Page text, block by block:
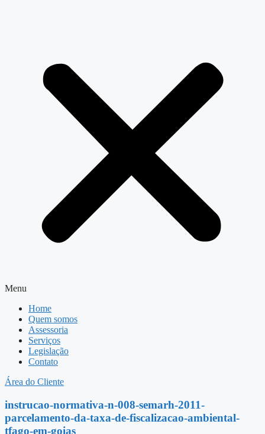
Menu
Home
Quem somos
Assessoria
Serviços
Legislação
Contato
Área do Cliente
instrucao-normativa-n-008-semarh-2011-
parcelamento-da-taxa-de-fiscalizacao-ambiental-
tfago-em-goias